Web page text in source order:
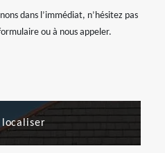
dans l’immédiat, n’hésitez pas
ou à nous appeler.
localiser